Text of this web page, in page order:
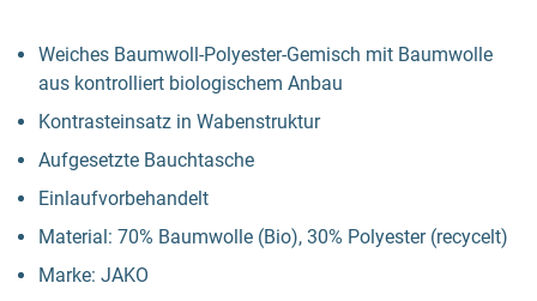
Weiches Baumwoll-Polyester-Gemisch mit Baumwolle
aus kontrolliert biologischem Anbau
Kontrasteinsatz in Wabenstruktur
Aufgesetzte Bauchtasche
Einlaufvorbehandelt
Material: 70% Baumwolle (Bio), 30% Polyester (recycelt)
Marke: JAKO